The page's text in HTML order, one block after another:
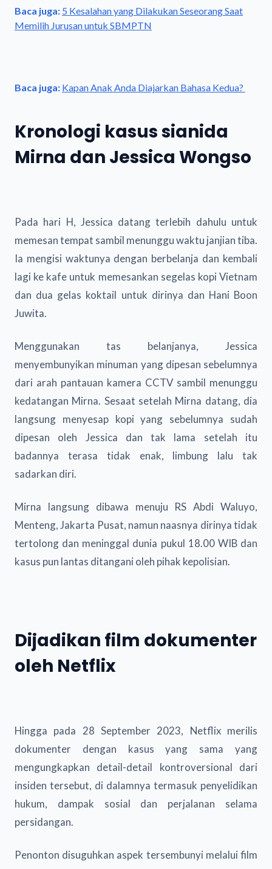
Baca juga: 5 Kesalahan yang Dilakukan Seseorang Saat
Memilih Jurusan untuk SBMPTN
Baca juga: Kapan Anak Anda Diajarkan Bahasa Kedua?
Kronologi kasus sianida
Mirna dan Jessica Wongso
Pada hari H, Jessica datang terlebih dahulu untuk
memesan tempat sambil menunggu waktu janjian tiba.
Ia mengisi waktunya dengan berbelanja dan kembali
lagi ke kafe untuk memesankan segelas kopi Vietnam
dan dua gelas koktail untuk dirinya dan Hani Boon
Juwita.
Menggunakan tas belanjanya, Jessica
menyembunyikan minuman yang dipesan sebelumnya
dari arah pantauan kamera CCTV sambil menunggu
kedatangan Mirna. Sesaat setelah Mirna datang, dia
langsung menyesap kopi yang sebelumnya sudah
dipesan oleh Jessica dan tak lama setelah itu
badannya terasa tidak enak, limbung lalu tak
sadarkan diri.
Mirna langsung dibawa menuju RS Abdi Waluyo,
Menteng, Jakarta Pusat, namun naasnya dirinya tidak
tertolong dan meninggal dunia pukul 18.00 WIB dan
kasus pun lantas ditangani oleh pihak kepolisian.
Dijadikan film dokumenter
oleh Netflix
Hingga pada 28 September 2023, Netflix merilis
dokumenter dengan kasus yang sama yang
mengungkapkan detail-detail kontroversional dari
insiden tersebut, di dalamnya termasuk penyelidikan
hukum, dampak sosial dan perjalanan selama
persidangan.
Penonton disuguhkan aspek tersembunyi melalui film